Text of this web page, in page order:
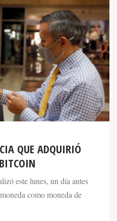
QUE ADQUIRIÓ
este lunes, un día antes
como moneda de